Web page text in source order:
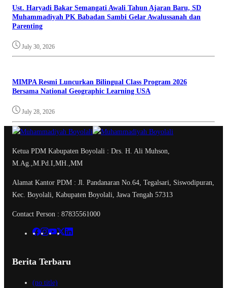
Ust. Haryadi Bakar Semangati Awali Tahun Ajaran Baru, SD
Muhammadiyah PK Babadan Sambi Gelar Awalussanah dan
Parenting
July 30, 2026
MIMPA Resmi Luncurkan Bilingual Class Program 2026
Bersama National Geographic Learning USA
July 28, 2026
Ketua PDM Kabupaten Boyolali : Drs. H. Ali Muhson,
M.Ag.,M.Pd.I,MH.,MM
Alamat Kantor PDM : Jl. Pandanaran No.64, Tegalsari, Siswodipuran,
Kec. Boyolali, Kabupaten Boyolali, Jawa Tengah 57313
Contact Person : 87835561000
Berita Terbaru
(no title)